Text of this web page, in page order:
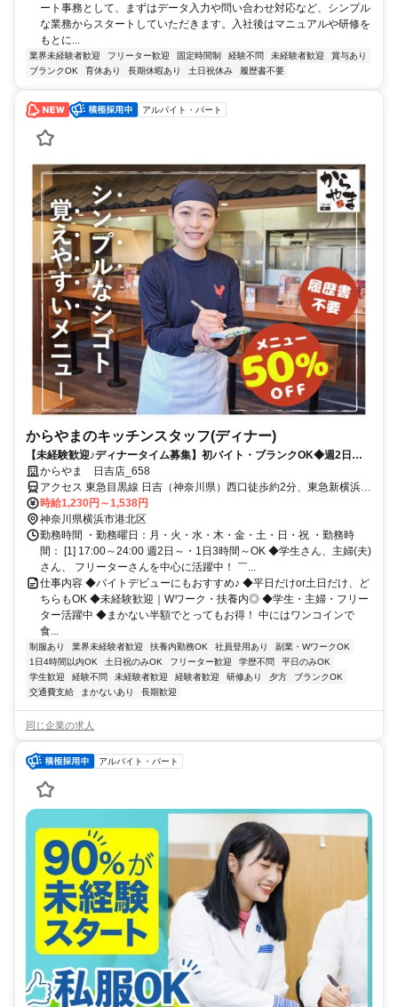
ート事務として、まずはデータ入力や問い合わせ対応など、シンプル
な業務からスタートしていただきます。入社後はマニュアルや研修を
もとに...
業界未経験者歓迎 フリーター歓迎 固定時間制 経験不問 未経験者歓迎
賞与あり
ブランクOK
育休あり 長期休暇あり 土日祝休み 履歴書不要
アルバイト・パート
からやまのキッチンスタッフ(ディナー)
【未経験歓迎♪ディナータイム募集】初バイト・ブランクOK◆週2日～
＆17時～24時のうち1日3時間～OK◆副業・Wワーク可◆主婦（夫）さ
ん・学生さん・フリーターさん活躍中◆まかないはボリューム満点＆半
額♪◆面接時は履歴書不要
からやま 日吉店_658
アクセス 東急目黒線 日吉（神奈川県）西口徒歩約2分、東急新横浜線
日吉（神奈川県）西口徒歩約2分、東急東横線 日吉（神奈川県）西口
徒歩約2分 「日吉」駅西口、バス停「日吉駅」より徒歩2分、日吉郵
便局向かい
時給1,230円～1,538円
神奈川県横浜市港北区
勤務時間 ・勤務曜日：月・火・水・木・金・土・日・祝 ・勤務時
間： [1] 17:00～24:00 週2日～・1日3時間～OK ◆学生さん、主婦(夫)
さん、 フリーターさんを中心に活躍中！ ￣...
仕事内容 ◆バイトデビューにもおすすめ♪ ◆平日だけor土日だけ、ど
ちらもOK ◆未経験歓迎｜Wワーク・扶養内◎ ◆学生・主婦・フリー
ター活躍中 ◆まかない半額でとってもお得！ 中にはワンコインで
食...
制服あり 業界未経験者歓迎 扶養内勤務OK 社員登用あり
副業・WワークOK
1日4時間以内OK
土日祝のみOK フリーター歓迎 学歴不問
平日のみOK
学生歓迎
経験不問 未経験者歓迎 経験者歓迎 研修あり 夕方
ブランクOK
交通費支給
まかないあり 長期歓迎
同じ企業の求人
アルバイト・パート